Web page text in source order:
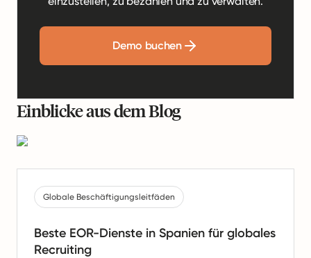
Demo buchen
Einblicke aus dem Blog
Globale Beschäftigungsleitfäden
Beste EOR-Dienste in Spanien für globales
Recruiting